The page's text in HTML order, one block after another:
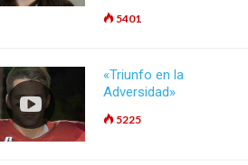
5401
«Triunfo en la
Adversidad»
5225